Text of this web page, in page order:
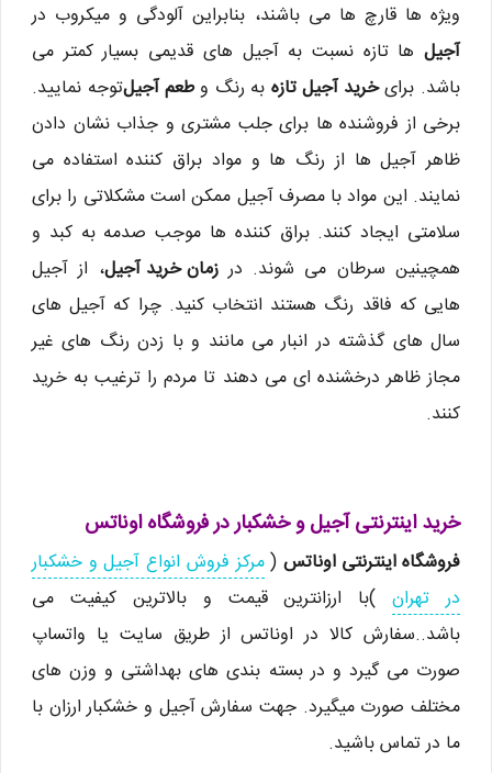
ویژه ها قارچ ها می باشند، بنابراین آلودگی و میکروب در
آجیل ها تازه نسبت به آجیل های قدیمی بسیار کمتر می
باشد. برایخرید آجیل تازه به رنگ وطعم آجیلتوجه نمایید.
برخی از فروشنده ها برای جلب مشتری و جذاب نشان دادن
ظاهر آجیل ها از رنگ ها و مواد براق کننده استفاده می
نمایند. این مواد با مصرف آجیل ممکن است مشکلاتی را برای
سلامتی ایجاد کنند. براق کننده ها موجب صدمه به کبد و
همچینین سرطان می شوند. درزمان خرید آجیل، از آجیل
هایی که فاقد رنگ هستند انتخاب کنید. چرا که آجیل های
سال های گذشته در انبار می مانند و با زدن رنگ های غیر
مجاز ظاهر درخشنده ای می دهند تا مردم را ترغیب به خرید
کنند.
خرید اینترنتی آجیل و خشکبار در فروشگاه اوناتس
فروشگاه اینترنتی اوناتس(مرکز فروش انواع آجیل و خشکبار
در تهران)با ارزانترین قیمت و بالاترین کیفیت می
باشد..سفارش کالا در اوناتس از طریق سایت یا واتساپ
صورت می گیرد و در بسته بندی های بهداشتی و وزن های
مختلف صورت میگیرد. جهت سفارش آجیل و خشکبار ارزان با
ما در تماس باشید.